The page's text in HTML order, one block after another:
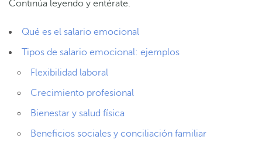
Continúa leyendo y entérate.
Qué es el salario emocional
Tipos de salario emocional: ejemplos
Flexibilidad laboral
Crecimiento profesional
Bienestar y salud física
Beneficios sociales y conciliación familiar